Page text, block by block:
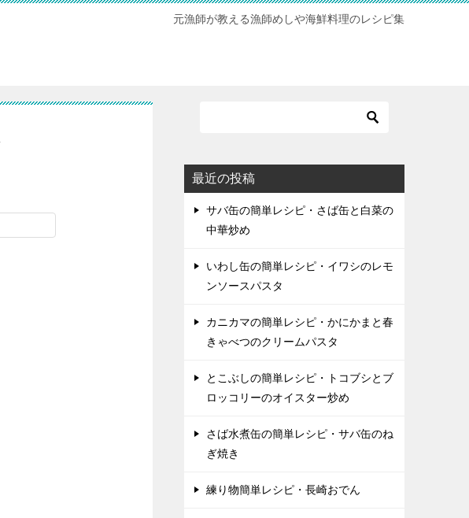
元漁師が教える漁師めしや海鮮料理のレシピ集
最近の投稿
サバ缶の簡単レシピ・さば缶と白菜の
中華炒め
いわし缶の簡単レシピ・イワシのレモ
ンソースパスタ
カニカマの簡単レシピ・かにかまと春
きゃべつのクリームパスタ
とこぶしの簡単レシピ・トコブシとブ
ロッコリーのオイスター炒め
さば水煮缶の簡単レシピ・サバ缶のね
ぎ焼き
練り物簡単レシピ・長崎おでん